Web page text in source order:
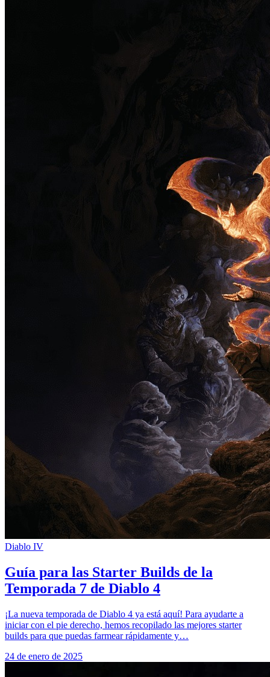
Diablo IV
Guía para las Starter Builds de la
Temporada 7 de Diablo 4
¡La nueva temporada de Diablo 4 ya está aquí! Para ayudarte a
iniciar con el pie derecho, hemos recopilado las mejores starter
builds para que puedas farmear rápidamente y…
24 de enero de 2025